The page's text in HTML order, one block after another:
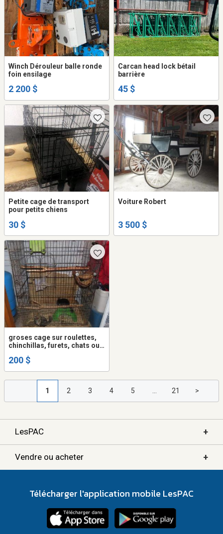
Winch Dérouleur balle ronde
foin ensilage
2 200 $
Carcan head lock bétail
barrière
45 $
Petite cage de transport
pour petits chiens
30 $
Voiture Robert
3 500 $
groses cage sur roulettes,
chinchillas, furets, chats ou
200 $
1 2 3 4 5 ... 21 >
LesPAC +
Vendre ou acheter +
Télécharger l'application mobile LesPAC